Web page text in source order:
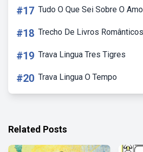
#17 Tudo O Que Sei Sobre O
#18 Trecho De Livros Românticos
#19 Trava Lingua Tres Tigres
#20 Trava Lingua O Tempo
Related Posts